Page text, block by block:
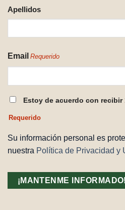
Apellidos
Email Requerido
CONSENTIMIENTO
Estoy de acuerdo con recibir
Requerido
Su información personal es
nuestra Política de Privacidad y